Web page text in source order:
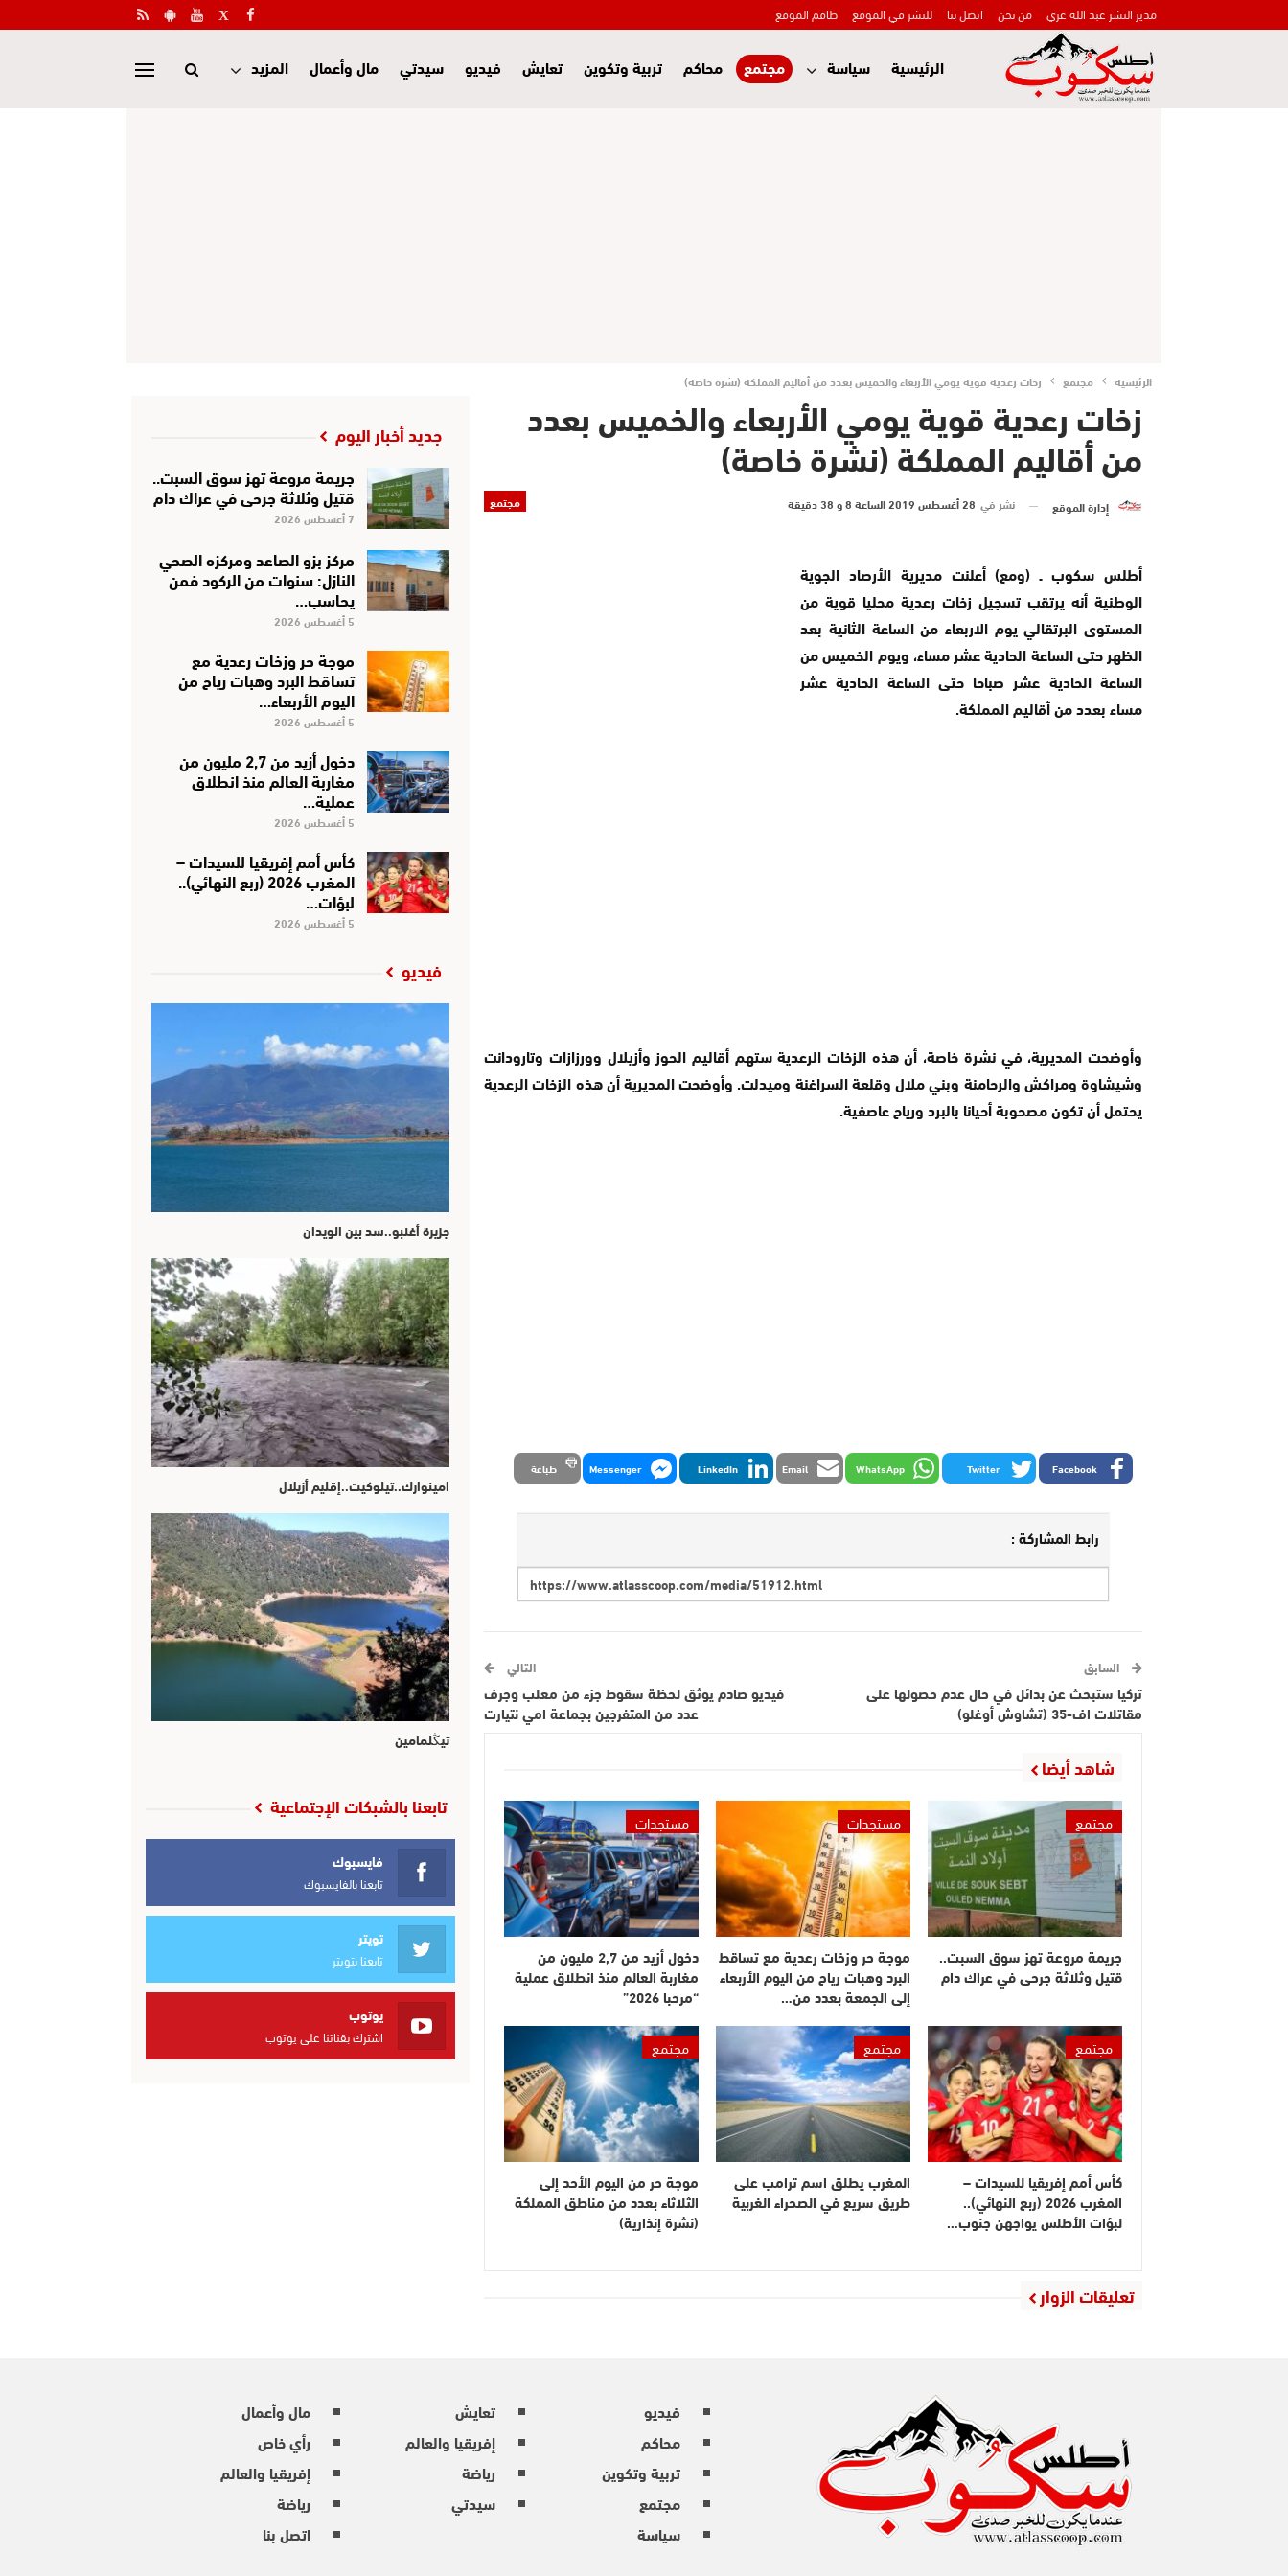
مدير النشر عبد الله عزي من نحن اتصل بنا للنشر في الموقع طاقم الموقع
الرئيسية سياسة مجتمع محاكم تربية وتكوين تعايش فيديو سيدتي مال وأعمال المزيد
الرئيسية مجتمع زخات رعدية قوية يومي الأربعاء والخميس بعدد من أقاليم المملكة (نشرة خاصة)
زخات رعدية قوية يومي الأربعاء والخميس بعدد
من أقاليم المملكة (نشرة خاصة)
مجتمع إدارة الموقع نشر في 28 أغسطس 2019 الساعة 8 و 38 دقيقة
أطلس سكوب ـ (ومع) أعلنت مديرية الأرصاد الجوية
الوطنية أنه يرتقب تسجيل زخات رعدية محليا قوية من
المستوى البرتقالي يوم الاربعاء من الساعة الثانية بعد
الظهر حتى الساعة الحادية عشر مساء، ويوم الخميس من
الساعة الحادية عشر صباحا حتى الساعة الحادية عشر
مساء بعدد من أقاليم المملكة.
وأوضحت المديرية، في نشرة خاصة، أن هذه الزخات الرعدية ستهم أقاليم الحوز وأزيلال وورزازات وتارودانت
وشيشاوة ومراكش والرحامنة وبني ملال وقلعة السراغنة وميدلت. وأوضحت المديرية أن هذه الزخات الرعدية
يحتمل أن تكون مصحوبة أحيانا بالبرد ورياح عاصفية.
Facebook
Twitter
WhatsApp
Email
LinkedIn
Messenger طباعة
رابط المشاركة :
السابق
تركيا ستبحث عن بدائل في حال عدم حصولها على
مقاتلات اف-35 (تشاوش أوغلو)
التالي
فيديو صادم يوثق لحظة سقوط جزء من معلب وجرف
عدد من المتفرجين بجماعة امي نتيارت
شاهد أيضا
مجتمع
جريمة مروعة تهز سوق السبت..
قتيل وثلاثة جرحى في عراك دام
مستجدات
موجة حر وزخات رعدية مع تساقط
البرد وهبات رياح من اليوم الأربعاء
إلى الجمعة بعدد من…
مستجدات
دخول أزيد من 2,7 مليون من
مغاربة العالم منذ انطلاق عملية
“مرحبا 2026”
مجتمع
كأس أمم إفريقيا للسيدات –
المغرب 2026 (ربع النهائي)..
لبؤات الأطلس يواجهن جنوب…
مجتمع
المغرب يطلق اسم ترامب على
طريق سريع في الصحراء الغربية
مجتمع
موجة حر من اليوم الأحد إلى
الثلاثاء بعدد من مناطق المملكة
(نشرة إنذارية)
تعليقات الزوار
جديد أخبار اليوم
جريمة مروعة تهز سوق السبت..
قتيل وثلاثة جرحى في عراك دام
7 أغسطس 2026
مركز بزو الصاعد ومركزه الصحي
النازل: سنوات من الركود فمن
يحاسب…
5 أغسطس 2026
موجة حر وزخات رعدية مع
تساقط البرد وهبات رياح من
اليوم الأربعاء…
5 أغسطس 2026
دخول أزيد من 2,7 مليون من
مغاربة العالم منذ انطلاق
عملية…
5 أغسطس 2026
كأس أمم إفريقيا للسيدات –
المغرب 2026 (ربع النهائي)..
لبؤات…
5 أغسطس 2026
فيديو
جزيرة أغنبو..سد بين الويدان
امينوارك..تيلوكيت..إقليم أزيلال
تيڭلمامين
تابعنا بالشبكات الإجتماعية
فايسبوك
تابعنا بالفايسبوك
تويتر
تابعنا بتويتر
يوتوب
اشترك بقناتنا على يوتوب
فيديو
محاكم
تربية وتكوين
مجتمع
سياسة
تعايش
إفريقيا والعالم
رياضة
سيدتي
مال وأعمال
رأي خاص
إفريقيا والعالم
رياضة
اتصل بنا